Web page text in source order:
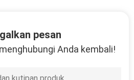
pesan
Anda kembali!